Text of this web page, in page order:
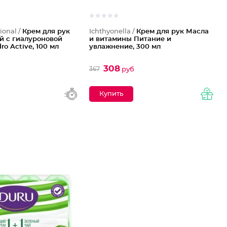
/ Крем для рук
с гиалуроновой
Active, 100 мл
Ichthyonella / Крем для рук Масла
и витамины Питание и
увлажнение, 300 мл
367 308руб